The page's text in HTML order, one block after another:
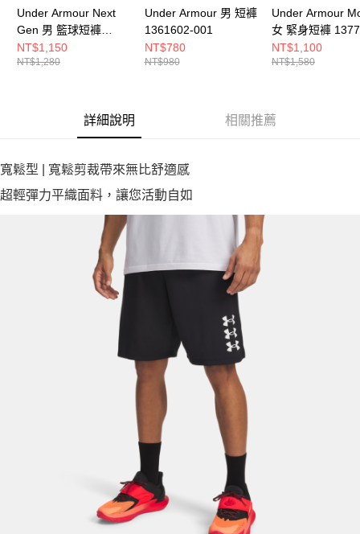
Under Armour Next
Gen 男 籃球短褲
6011370-014
NT$1,150
NT$1,280
Under Armour 男 短褲
1361602-001
NT$780
NT$980
Under Armour
女 緊身短褲
001
NT$1,100
NT$1,580
詳細說明 相關推薦
寬鬆型 | 寬鬆剪裁帶來無比舒適感
超輕彈力平織面料，讓您活動自如